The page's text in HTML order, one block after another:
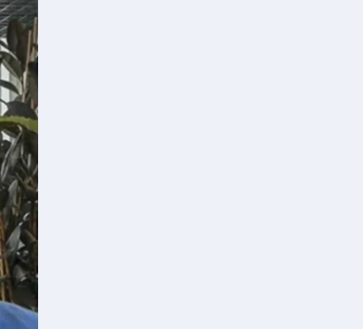
e Sales
e Gestione progetti
e Sales
e Gestione progetti
e Sales